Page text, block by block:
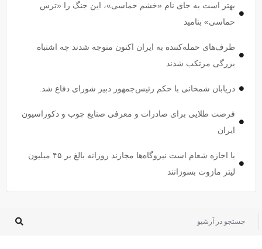
بهتر است به جای نام «خشم حماسی»، این جنگ را «ترس
حماسی» بنامید
طرف‌های حمله‌کننده به ایران اکنون متوجه شدند چه اشتباه
بزرگی مرتکب شدند
دریابان شمخانی با حکم رئیس‌جمهور دبیر شورای دفاع شد.
فرصت طلایی برای صادرات و معرفی صنایع چوب و دکوراسیون
ایران
با اجازه شعام است نیروگاه‌ها مجازند روزانه بالغ بر ۴۵ میلیون
لیتر مازوت بسوزانند